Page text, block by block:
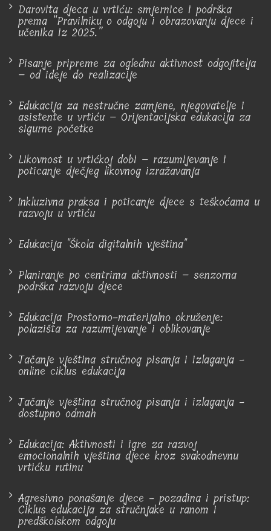
Darovita djeca u vrtiću: smjernice i podrška
prema “Pravilniku o odgoju i obrazovanju djece i
učenika iz 2025.”
Pisanje pripreme za oglednu aktivnost odgojitelja
– od ideje do realizacije
Edukacija za nestručne zamjene, njegovatelje i
asistente u vrtiću – Orijentacijska edukacija za
sigurne početke
Likovnost u vrtićkoj dobi – razumijevanje i
poticanje dječjeg likovnog izražavanja
Inkluzivna praksa i poticanje djece s teškoćama u
razvoju u vrtiću
Edukacija "Škola digitalnih vještina"
Planiranje po centrima aktivnosti – senzorna
podrška razvoju djece
Edukacija Prostorno-materijalno okruženje:
polazišta za razumijevanje i oblikovanje
Jačanje vještina stručnog pisanja i izlaganja -
online ciklus edukacija
Jačanje vještina stručnog pisanja i izlaganja -
dostupno odmah
Edukacija: Aktivnosti i igre za razvoj
emocionalnih vještina djece kroz svakodnevnu
vrtićku rutinu
Agresivno ponašanje djece - pozadina i pristup:
Ciklus edukacija za stručnjake u ranom i
predškolskom odgoju